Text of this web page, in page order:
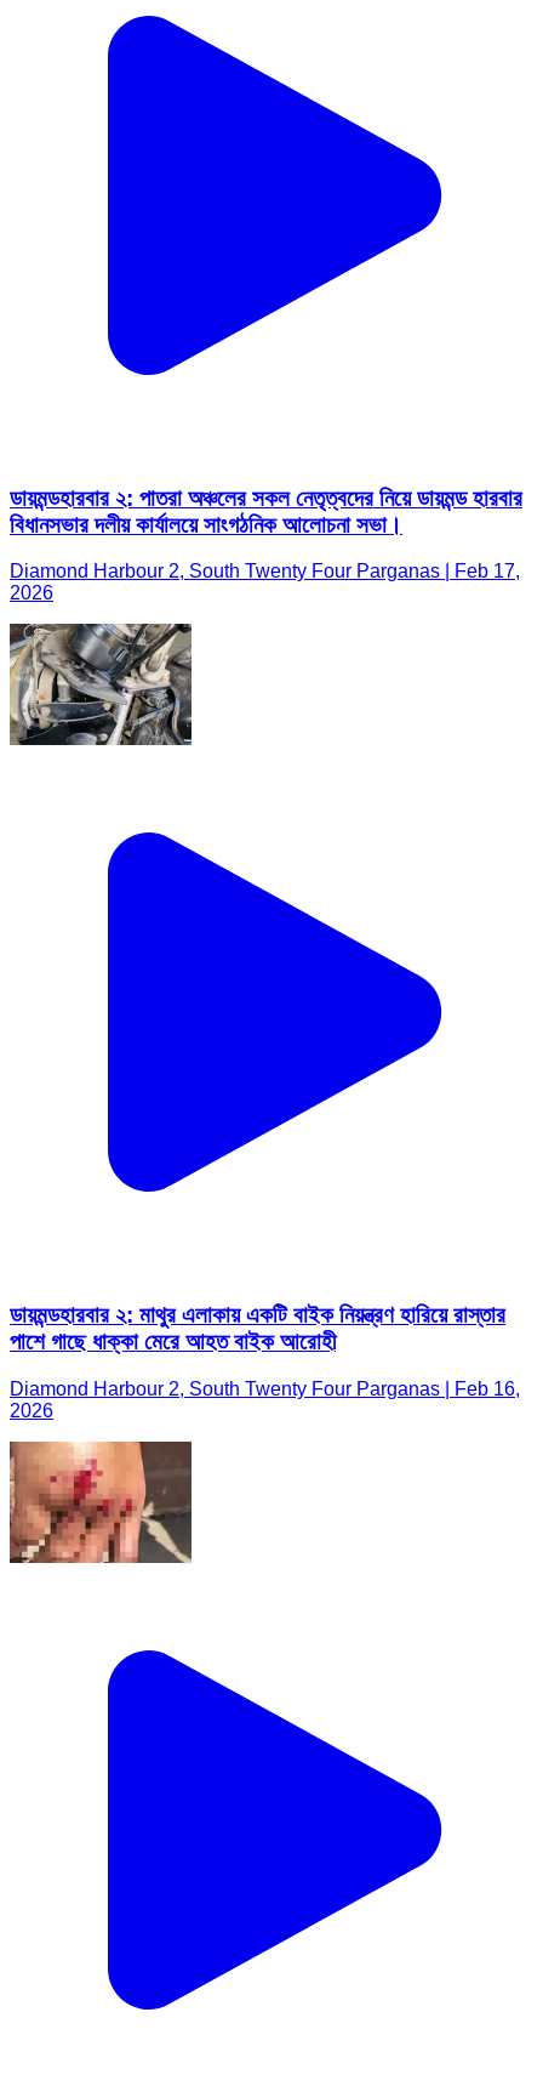
ডায়মন্ডহারবার ২: পাতরা অঞ্চলের সকল নেতৃত্বদের নিয়ে ডায়মন্ড হারবার
বিধানসভার দলীয় কার্যালয়ে সাংগঠনিক আলোচনা সভা।
Diamond Harbour 2, South Twenty Four Parganas | Feb 17,
2026
ডায়মন্ডহারবার ২: মাথুর এলাকায় একটি বাইক নিয়ন্ত্রণ হারিয়ে রাস্তার
পাশে গাছে ধাক্কা মেরে আহত বাইক আরোহী
Diamond Harbour 2, South Twenty Four Parganas | Feb 16,
2026